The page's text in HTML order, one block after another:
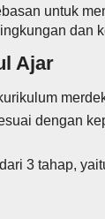
untuk
dan
Ajar
dengan
3 tahap,